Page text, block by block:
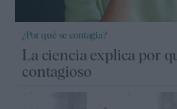
¿Por qué se contagia?
La ciencia explica por
contagioso